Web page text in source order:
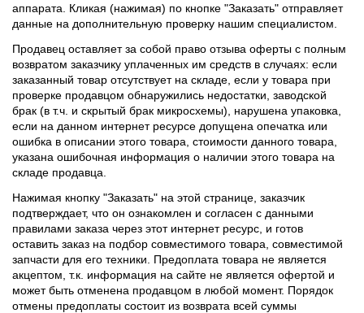
аппарата. Кликая (нажимая) по кнопке "Заказать" отправляет
данные на дополнительную проверку нашим специалистом.
Продавец оставляет за собой право отзыва оферты с полным
возвратом заказчику уплаченных им средств в случаях: если
заказанный товар отсутствует на складе, если у товара при
проверке продавцом обнаружились недостатки, заводской
брак (в т.ч. и скрытый брак микросхемы), нарушена упаковка,
если на данном интернет ресурсе допущена опечатка или
ошибка в описании этого товара, стоимости данного товара,
указана ошибочная информация о наличии этого товара на
складе продавца.
Нажимая кнопку "Заказать" на этой странице, заказчик
подтверждает, что он ознакомлен и согласен с данными
правилами заказа через этот интернет ресурс, и готов
оставить заказ на подбор совместимого товара, совместимой
запчасти для его техники. Предоплата товара не является
акцептом, т.к. информация на сайте не является офертой и
может быть отменена продавцом в любой момент. Порядок
отмены предоплаты состоит из возврата всей суммы